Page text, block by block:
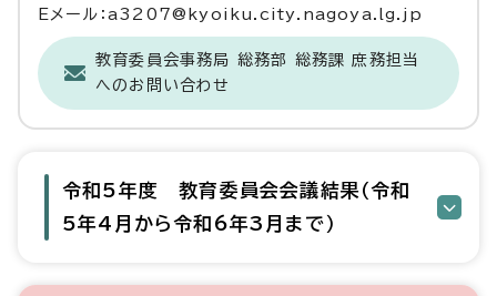
Eメール：a3207@kyoiku.city.nagoya.lg.jp
教育委員会事務局 総務部 総務課 庶務担当
へのお問い合わせ
令和5年度 教育委員会会議結果（令和
5年4月から令和6年3月まで）